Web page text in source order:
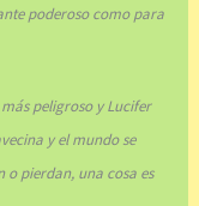
poderoso como para
peligroso y Lucifer
y el mundo se
o pierdan, una cosa es